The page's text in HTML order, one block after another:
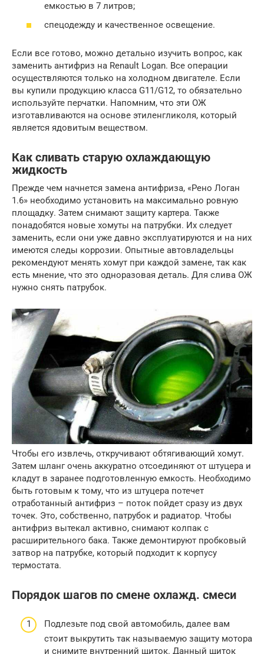
емкостью в 7 литров;
спецодежду и качественное освещение.
Если все готово, можно детально изучить вопрос, как
заменить антифриз на Renault Logan. Все операции
осуществляются только на холодном двигателе. Если
вы купили продукцию класса G11/G12, то обязательно
используйте перчатки. Напомним, что эти ОЖ
изготавливаются на основе этиленгликоля, который
является ядовитым веществом.
Как сливать старую охлаждающую
жидкость
Прежде чем начнется замена антифриза, «Рено Логан
1.6» необходимо установить на максимально ровную
площадку. Затем снимают защиту картера. Также
понадобятся новые хомуты на патрубки. Их следует
заменить, если они уже давно эксплуатируются и на них
имеются следы коррозии. Опытные автовладельцы
рекомендуют менять хомут при каждой замене, так как
есть мнение, что это одноразовая деталь. Для слива ОЖ
нужно снять патрубок.
Чтобы его извлечь, откручивают обтягивающий хомут.
Затем шланг очень аккуратно отсоединяют от штуцера и
кладут в заранее подготовленную емкость. Необходимо
быть готовым к тому, что из штуцера потечет
отработанный антифриз – поток пойдет сразу из двух
точек. Это, собственно, патрубок и радиатор. Чтобы
антифриз вытекал активно, снимают колпак с
расширительного бака. Также демонтируют пробковый
затвор на патрубке, который подходит к корпусу
термостата.
Порядок шагов по смене охлажд. смеси
Подлезьте под свой автомобиль, далее вам
стоит выкрутить так называемую защиту мотора
и снимите внутренний щиток. Данный щиток